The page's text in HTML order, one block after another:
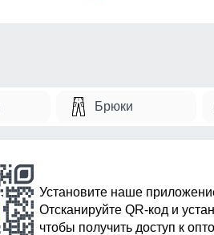
Брюки
Установите наше
Отсканируйте QR-код и
чтобы получить доступ к